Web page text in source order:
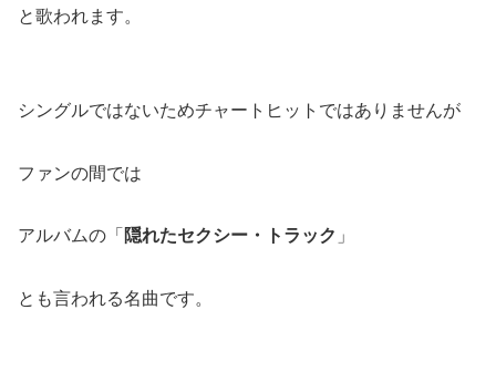
と歌われます。
シングルではないためチャートヒットではありませんが
ファンの間では
アルバムの「 隠れたセクシー・トラック 」
とも言われる名曲です。